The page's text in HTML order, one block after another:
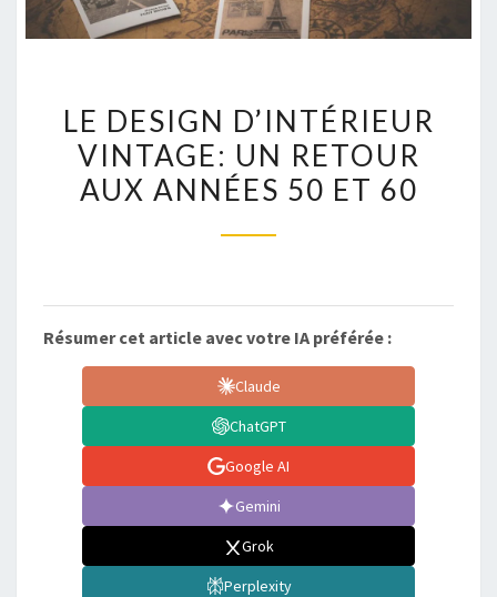
DESIGN
D’INTÉRIEUR
VINTAGE:
ANNÉES
50
ET
60
LE DESIGN D’INTÉRIEUR
VINTAGE: UN RETOUR
AUX ANNÉES 50 ET 60
Résumer cet article avec votre IA préférée :
Claude
ChatGPT
Google AI
Gemini
Grok
Perplexity